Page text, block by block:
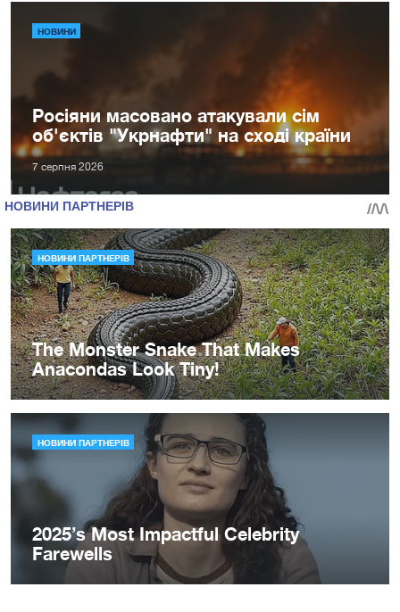
НОВИНИ
Росіяни масовано атакували сім
об'єктів "Укрнафти" на сході країни
7 серпня 2026